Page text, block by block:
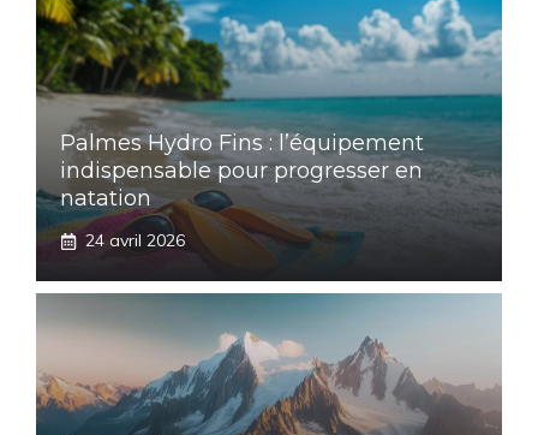
Palmes Hydro Fins : l’équipement
indispensable pour progresser en
natation
24 avril 2026